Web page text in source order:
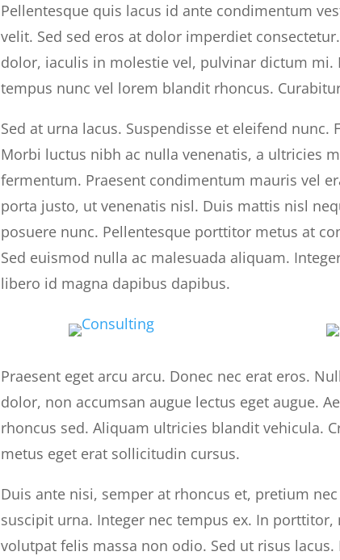
Pellentesque quis lacus id ante condimentum
velit. Sed sed eros at dolor imperdiet
dolor, iaculis in molestie vel, pulvinar dictum
tempus nunc vel lorem blandit rhoncus.
Sed at urna lacus. Suspendisse et eleifend
Morbi luctus nibh ac nulla venenatis, a ultricies
fermentum. Praesent condimentum mauris vel
porta justo, ut venenatis nisl. Duis mattis nisl
posuere nunc. Pellentesque porttitor metus at
Sed euismod nulla ac malesuada aliquam.
libero id magna dapibus dapibus.
Praesent eget arcu arcu. Donec nec erat eros.
dolor, non accumsan augue lectus eget augue.
rhoncus sed. Aliquam ultricies blandit vehicula.
metus eget erat sollicitudin cursus.
Duis ante nisi, semper at rhoncus et, pretium
suscipit urna. Integer nec tempus ex. In
volutpat felis massa non odio. Sed ut risus